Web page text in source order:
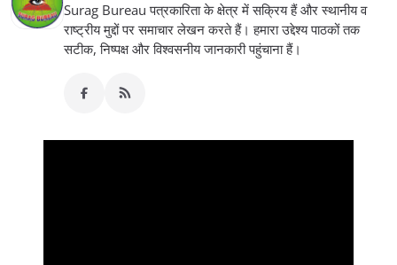
Surag Bureau पत्रकारिता के क्षेत्र में सक्रिय हैं और स्थानीय व
राष्ट्रीय मुद्दों पर समाचार लेखन करते हैं। हमारा उद्देश्य पाठकों तक
सटीक, निष्पक्ष और विश्वसनीय जानकारी पहुंचाना हैं।